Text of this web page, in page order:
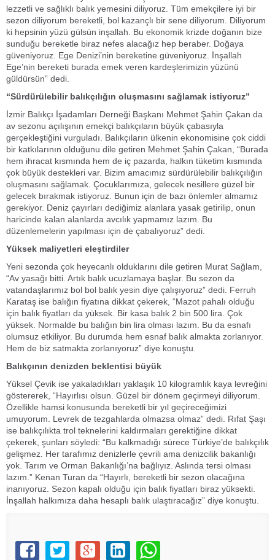
lezzetli ve sağlıklı balık yemesini diliyoruz. Tüm emekçilere iyi bir
sezon diliyorum bereketli, bol kazançlı bir sene diliyorum. Diliyorum
ki hepsinin yüzü gülsün inşallah. Bu ekonomik krizde doğanın bize
sunduğu bereketle biraz nefes alacağız hep beraber. Doğaya
güveniyoruz. Ege Denizi’nin bereketine güveniyoruz. İnşallah
Ege’nin bereketi burada emek veren kardeşlerimizin yüzünü
güldürsün” dedi.
“Sürdürülebilir balıkçılığın oluşmasını sağlamak istiyoruz”
İzmir Balıkçı İşadamları Derneği Başkanı Mehmet Şahin Çakan da
av sezonu açılışının emekçi balıkçıların büyük çabasıyla
gerçekleştiğini vurguladı. Balıkçıların ülkenin ekonomisine çok ciddi
bir katkılarının olduğunu dile getiren Mehmet Şahin Çakan, “Burada
hem ihracat kısmında hem de iç pazarda, halkın tüketim kısmında
çok büyük destekleri var. Bizim amacımız sürdürülebilir balıkçılığın
oluşmasını sağlamak. Çocuklarımıza, gelecek nesillere güzel bir
gelecek bırakmak istiyoruz. Bunun için de bazı önlemler almamız
gerekiyor. Deniz çayırları dediğimiz alanlara yasak getirilip, onun
haricinde kalan alanlarda avcılık yapmamız lazım. Bu
düzenlemelerin yapılması için de çabalıyoruz” dedi.
Yüksek maliyetleri eleştirdiler
Yeni sezonda çok heyecanlı olduklarını dile getiren Murat Sağlam,
“Av yasağı bitti. Artık balık ucuzlamaya başlar. Bu sezon da
vatandaşlarımız bol bol balık yesin diye çalışıyoruz” dedi. Ferruh
Karataş ise balığın fiyatına dikkat çekerek, “Mazot pahalı olduğu
için balık fiyatları da yüksek. Bir kasa balık 2 bin 500 lira. Çok
yüksek. Normalde bu balığın bin lira olması lazım. Bu da esnafı
olumsuz etkiliyor. Bu durumda hem esnaf balık almakta zorlanıyor.
Hem de biz satmakta zorlanıyoruz” diye konuştu.
Balıkçının denizden beklentisi büyük
Yüksel Çevik ise yakaladıkları yaklaşık 10 kilogramlık kaya levreğini
göstererek, “Hayırlısı olsun. Güzel bir dönem geçirmeyi diliyorum.
Özellikle hamsi konusunda bereketli bir yıl geçireceğimizi
umuyorum. Levrek de tezgahlarda olmazsa olmaz” dedi. Rıfat Şaşı
ise balıkçılıkta trol teknelerini kaldırmaları gerektiğine dikkat
çekerek, şunları söyledi: “Bu kalkmadığı sürece Türkiye’de balıkçılık
gelişmez. Her tarafımız denizlerle çevrili ama denizcilik bakanlığı
yok. Tarım ve Orman Bakanlığı’na bağlıyız. Aslında tersi olması
lazım.” Kenan Turan da “Hayırlı, bereketli bir sezon olacağına
inanıyoruz. Sezon kapalı olduğu için balık fiyatları biraz yüksekti.
İnşallah halkımıza daha hesaplı balık ulaştıracağız” diye konuştu.